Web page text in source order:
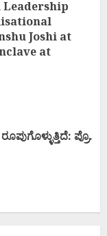
Leadership
Joshi at
at
ಪ್ರೊ.